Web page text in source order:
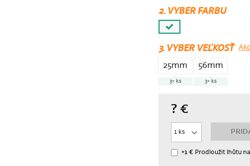
2. VYBER FARBU
3.VYBER VEĽKOSŤ
25mm
3+ ks
56mm
3+ ks
? €
+1 € Prodloužit lhůtu